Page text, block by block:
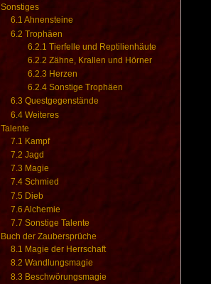
Sonstiges
6.1 Ahnensteine
6.2 Trophäen
6.2.1 Tierfelle und Reptilienhäute
6.2.2 Zähne, Krallen und Hörner
6.2.3 Herzen
6.2.4 Sonstige Trophäen
6.3 Questgegenstände
6.4 Weiteres
Talente
7.1 Kampf
7.2 Jagd
7.3 Magie
7.4 Schmied
7.5 Dieb
7.6Alchemie
7.7 Sonstige Talente
Buch der Zaubersprüche
8.1 Magie der Herrschaft
8.2 Wandlungsmagie
8.3 Beschwörungsmagie